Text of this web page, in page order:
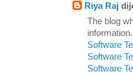
Riya Raj
The blog
information.
Software
Software
Software